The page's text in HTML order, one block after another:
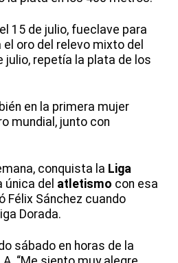
15 de julio, fueclave para
oro del relevo mixto del
julio, repetía la plata de los
en la primera mujer
mundial, junto con
conquista la Liga
única del atletismo con esa
Félix Sánchez cuando
Dorada.
sábado en horas de la